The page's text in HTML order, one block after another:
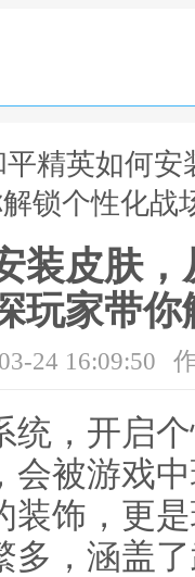
平精英如何
锁个性化战
装皮肤
玩家带
24 16:09:50
统，开启
会被游戏
装饰，更
多，涵盖